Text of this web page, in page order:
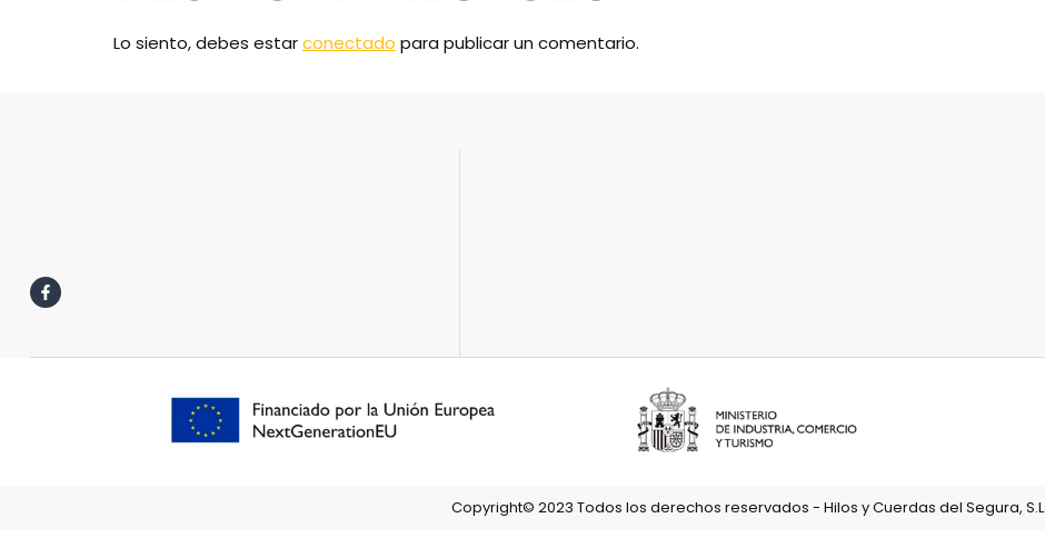
Lo siento, debes estarconectado para publicar un comentario.
Copyright© 2023 Todos los derechos reservados - Hilos y Cuerdas del Segura, S.L